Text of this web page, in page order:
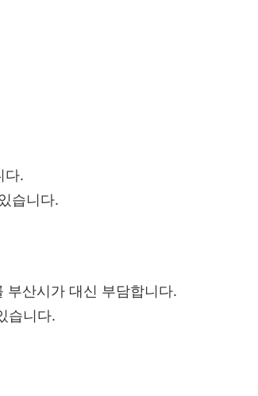
다.
습니다.
부산시가 대신 부담합니다.
습니다.